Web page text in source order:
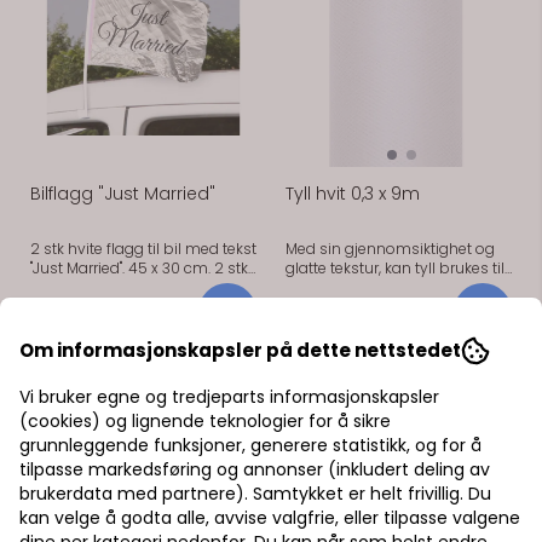
Bilflagg "Just Married"
2 stk hvite flagg til bil med tekst
"Just Married". 45 x 30 cm. 2 stk
hvite flagg til bil med tekst "Just
Tyll hvit 0,3 x 9m
Med sin gjennomsiktighet og
glatte tekstur, kan tyll brukes til
å lage elegante bordløpere,
30 cm bred, 9 meter lang. Tyll
er en populær stofftype som
et luftig og delikat utseende til
ethvert arrangement. Med sin
gjennomsiktighet og glatte
tekstur, kan tyll brukes til å lage
elegante bordløpere,
stoldekorasjoner, bilpynt,
blomsterbuketter og mye mer.
På lager På lager
Om informasjonskapsler på dette nettstedet
Vi bruker egne og tredjeparts informasjonskapsler
(cookies) og lignende teknologier for å sikre
grunnleggende funksjoner, generere statistikk, og for å
tilpasse markedsføring og annonser (inkludert deling av
brukerdata med partnere). Samtykket er helt frivillig. Du
kan velge å godta alle, avvise valgfrie, eller tilpasse valgene